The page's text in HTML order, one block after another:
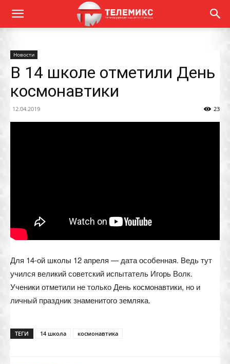
Новости
В 14 школе отметили День
космонавтики
12.04.2019 23
Для 14-ой школы 12 апреля — дата особенная. Ведь тут
учился великий советский испытатель Игорь Волк.
Ученики отметили не только День космонавтики, но и
личный праздник знаменитого земляка.
ТЕГИ 14 школа космонавтика